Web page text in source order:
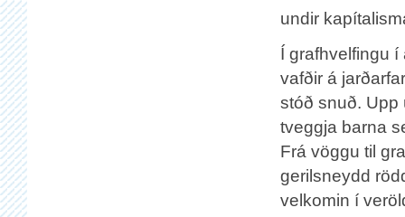
undir
Í grafhvelfingu
vafðir á
stóð snuð.
tveggja barna
Frá vöggu til
gerilsneydd
velkomin í